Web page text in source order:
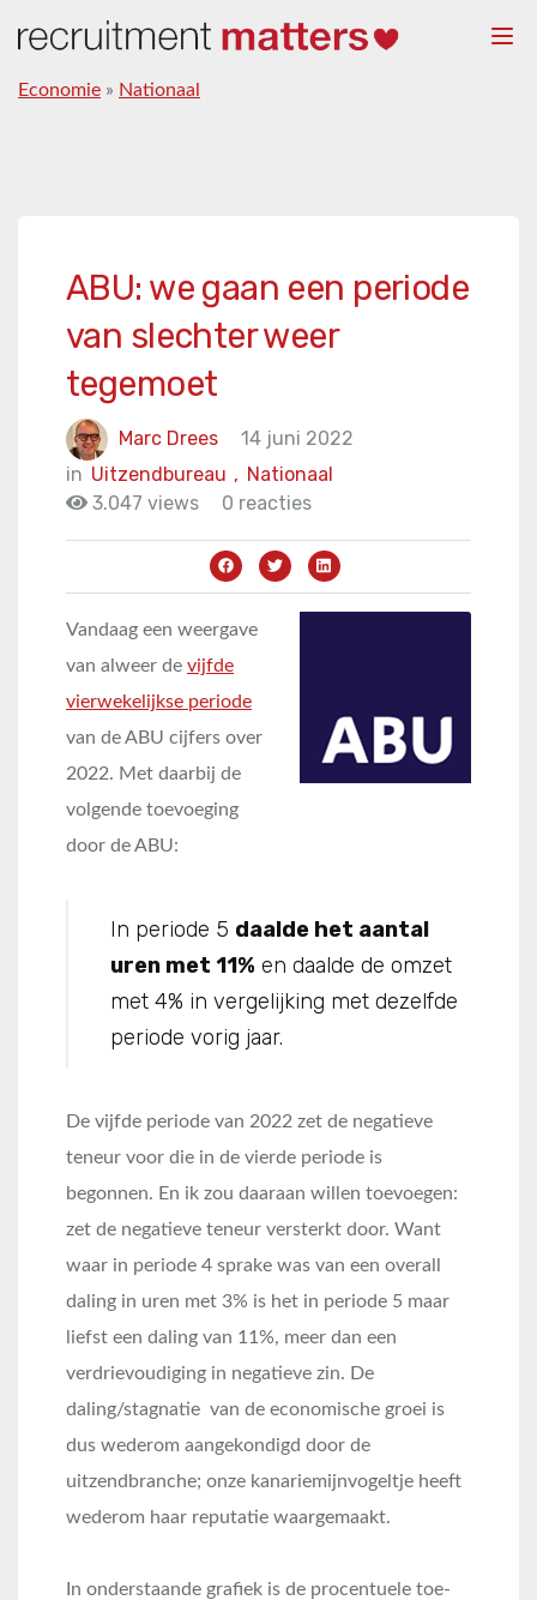
Economie » Nationaal
ABU: we gaan een periode
van slechter weer
tegemoet
Marc Drees
14 juni 2022
in
Nationaal
Uitzendbureau ,
3.047 views
0 reacties
Vandaag een weergave
van alweer de vijfde
vierwekelijkse periode
van de ABU cijfers over
2022. Met daarbij de
volgende toevoeging
door de ABU:
In periode 5 daalde het aantal
uren met 11% en daalde de omzet
met 4% in vergelijking met dezelfde
periode vorig jaar.
De vijfde periode van 2022 zet de negatieve
teneur voor die in de vierde periode is
begonnen. En ik zou daaraan willen toevoegen:
zet de negatieve teneur versterkt door. Want
waar in periode 4 sprake was van een overall
daling in uren met 3% is het in periode 5 maar
liefst een daling van 11%, meer dan een
verdrievoudiging in negatieve zin. De
daling/stagnatie van de economische groei is
dus wederom aangekondigd door de
uitzendbranche; onze kanariemijnvogeltje heeft
wederom haar reputatie waargemaakt.
In onderstaande grafiek is de procentuele toe-